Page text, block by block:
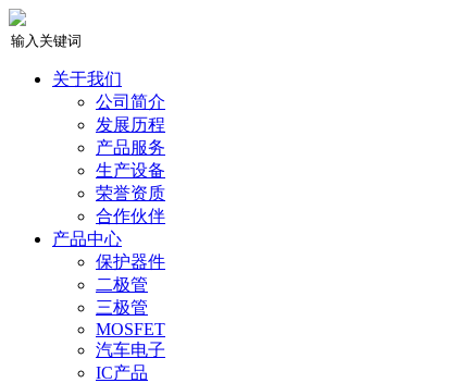
关于我们
公司简介
发展历程
产品服务
生产设备
荣誉资质
合作伙伴
产品中心
保护器件
二极管
三极管
MOSFET
汽车电子
IC产品